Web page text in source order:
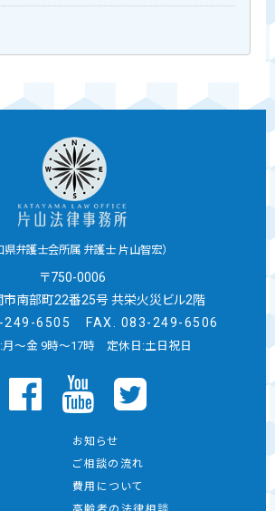
県弁護士会所属 弁護士 片山智宏）
〒750-0006
市南部町22番25号 共栄火災ビル2階
249-6505 FAX. 083-249-6506
月～金 9時～17時 定休日:土日祝日
お知らせ
ご相談の流れ
費用について